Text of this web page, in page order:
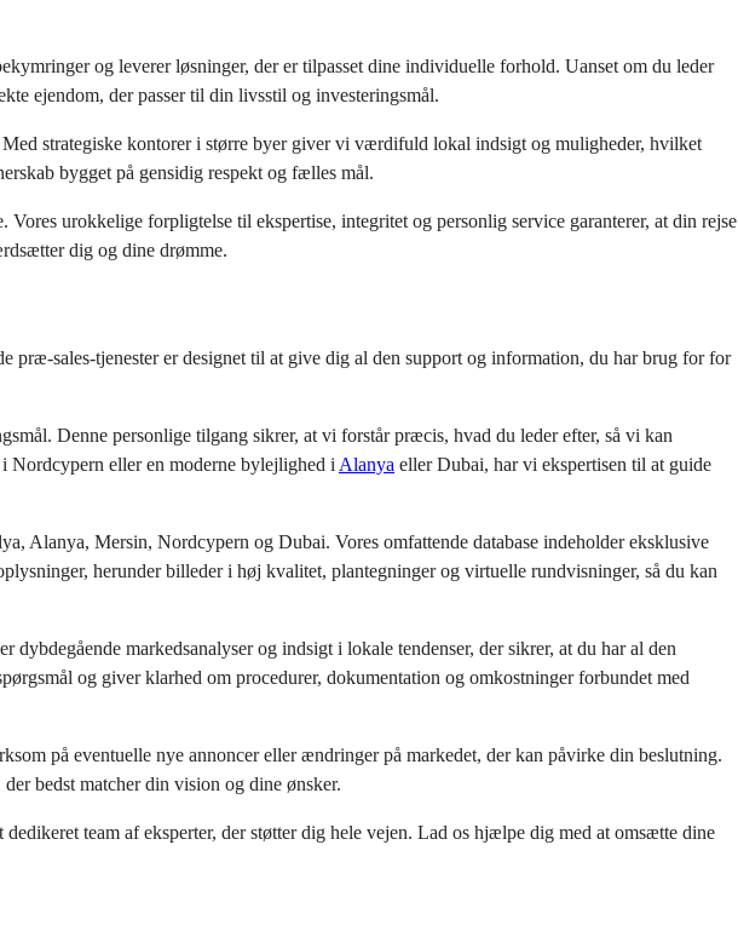
og leverer løsninger, der er tilpasset dine individuelle forhold. Uanset om du leder
ejendom, der passer til din livsstil og investeringsmål.
strategiske kontorer i større byer giver vi værdifuld lokal indsigt og muligheder, hvilket
bygget på gensidig respekt og fælles mål.
urokkelige forpligtelse til ekspertise, integritet og personlig service garanterer, at din rejse
dig og dine drømme.
præ-sales-tjenester er designet til at give dig al den support og information, du har brug for for
Denne personlige tilgang sikrer, at vi forstår præcis, hvad du leder efter, så vi kan
Nordcypern eller en moderne bylejlighed i Alanya eller Dubai, har vi ekspertisen til at guide
Alanya, Mersin, Nordcypern og Dubai. Vores omfattende database indeholder eksklusive
herunder billeder i høj kvalitet, plantegninger og virtuelle rundvisninger, så du kan
markedsanalyser og indsigt i lokale tendenser, der sikrer, at du har al den
og giver klarhed om procedurer, dokumentation og omkostninger forbundet med
på eventuelle nye annoncer eller ændringer på markedet, der kan påvirke din beslutning.
bedst matcher din vision og dine ønsker.
team af eksperter, der støtter dig hele vejen. Lad os hjælpe dig med at omsætte dine